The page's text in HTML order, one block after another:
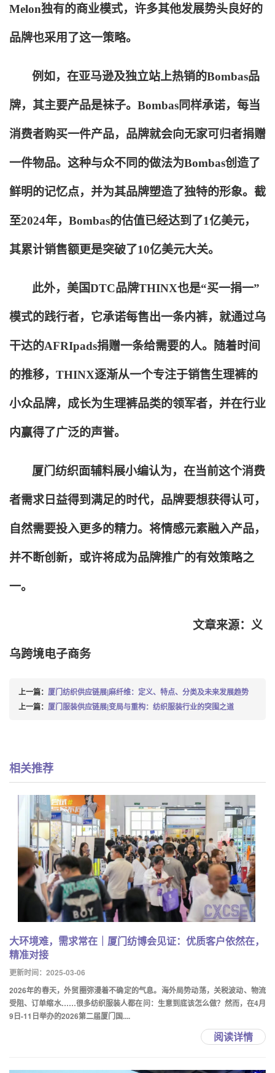
Melon独有的商业模式，许多其他发展势头良好的
品牌也采用了这一策略。
例如，在亚马逊及独立站上热销的Bombas品
牌，其主要产品是袜子。Bombas同样承诺，每当
消费者购买一件产品，品牌就会向无家可归者捐赠
一件物品。这种与众不同的做法为Bombas创造了
鲜明的记忆点，并为其品牌塑造了独特的形象。截
至2024年，Bombas的估值已经达到了1亿美元，
其累计销售额更是突破了10亿美元大关。
此外，美国DTC品牌THINX也是“买一捐一”
模式的践行者，它承诺每售出一条内裤，就通过乌
干达的AFRIpads捐赠一条给需要的人。随着时间
的推移，THINX逐渐从一个专注于销售生理裤的
小众品牌，成长为生理裤品类的领军者，并在行业
内赢得了广泛的声誉。
厦门纺织面辅料展小编认为，在当前这个消费
者需求日益得到满足的时代，品牌要想获得认可，
自然需要投入更多的精力。将情感元素融入产品，
并不断创新，或许将成为品牌推广的有效策略之
一。
文章来源：义
乌跨境电子商务
上一篇： 厦门纺织供应链展|麻纤维：定义、特点、分类及未来发展趋势
上一篇： 厦门服装供应链展|变局与重构：纺织服装行业的突围之道
相关推荐
大环境难，需求常在｜厦门纺博会见证：优质客户依然在，
精准对接
更新时间：2025-03-06
2026年的春天，外贸圈弥漫着不确定的气息。海外局势动荡，关税波动、物流
受阻、订单缩水……很多纺织服装人都在问：生意到底该怎么做？然而，在4月
9日-11日举办的2026第二届厦门国....
阅读详情